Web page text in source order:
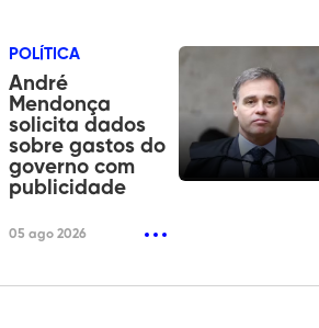
POLÍTICA
André
Mendonça
solicita dados
sobre gastos do
governo com
publicidade
05 ago 2026